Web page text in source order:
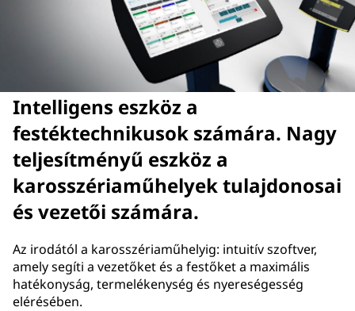
Intelligens eszköz a
festéktechnikusok számára. Nagy
teljesítményű eszköz a
karosszériaműhelyek tulajdonosai
és vezetői számára.
Az irodától a karosszériaműhelyig: intuitív szoftver,
amely segíti a vezetőket és a festőket a maximális
hatékonyság, termelékenység és nyereségesség
elérésében.